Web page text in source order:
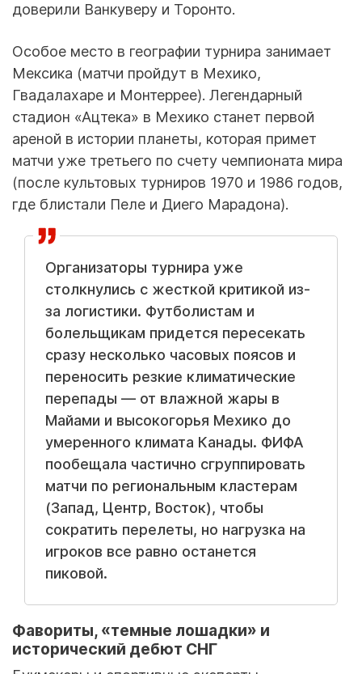
доверили Ванкуверу и Торонто.
Особое место в географии турнира занимает
Мексика (матчи пройдут в Мехико,
Гвадалахаре и Монтеррее). Легендарный
стадион «Ацтека» в Мехико станет первой
ареной в истории планеты, которая примет
матчи уже третьего по счету чемпионата мира
(после культовых турниров 1970 и 1986 годов,
где блистали Пеле и Диего Марадона).
Организаторы турнира уже
столкнулись с жесткой критикой из-
за логистики. Футболистам и
болельщикам придется пересекать
сразу несколько часовых поясов и
переносить резкие климатические
перепады — от влажной жары в
Майами и высокогорья Мехико до
умеренного климата Канады. ФИФА
пообещала частично сгруппировать
матчи по региональным кластерам
(Запад, Центр, Восток), чтобы
сократить перелеты, но нагрузка на
игроков все равно останется
пиковой.
Фавориты, «темные лошадки» и
исторический дебют СНГ